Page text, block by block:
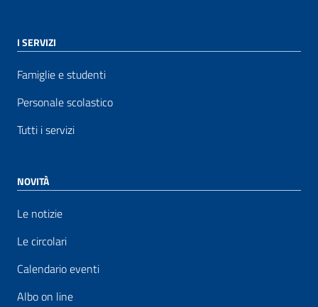
I SERVIZI
Famiglie e studenti
Personale scolastico
Tutti i servizi
NOVITÀ
Le notizie
Le circolari
Calendario eventi
Albo on line